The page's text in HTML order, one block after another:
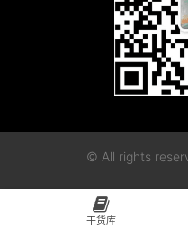
© All rights
粤ICP备2023115955号-1
干货库